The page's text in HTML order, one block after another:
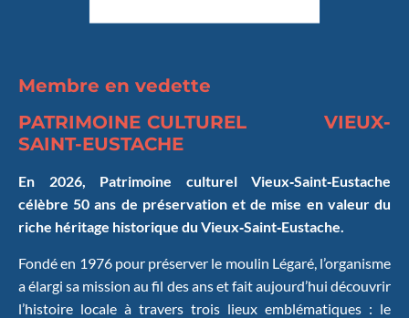
Membre en vedette
PATRIMOINE CULTUREL
VIEUX-
SAINT-EUSTACHE
En 2026, Patrimoine culturel Vieux‑Saint‑Eustache
célèbre 50 ans de préservation et de mise en valeur du
riche héritage historique du Vieux‑Saint‑Eustache.
Fondé en 1976 pour préserver le moulin Légaré, l’organisme
a élargi sa mission au fil des ans et fait aujourd’hui découvrir
l’histoire locale à travers trois lieux emblématiques : le